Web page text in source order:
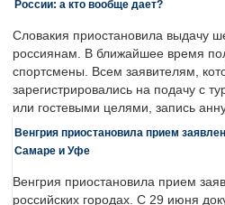
России: а кто вообще дает?
Словакия приостановила выдачу
россиянам. В ближайшее время
спортсмены. Всем заявителям,
зарегистрировались на подачу с
или гостевыми целями, запись
Венгрия приостановила прием
Самаре и Уфе
Венгрия приостановила прием
российских городах. С 29 июня